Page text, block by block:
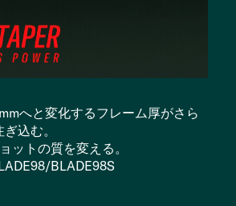
へと変化するフレーム厚がさら
込む。
ットの質を変える。
BLADE98S